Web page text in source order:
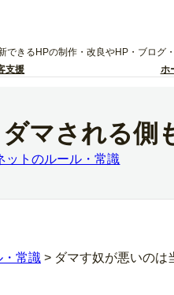
きるHPの制作・改良やHP・ブログ
支援 ホ
マされる側
ットのルール・常識
・常識 > ダマす奴が悪いのは